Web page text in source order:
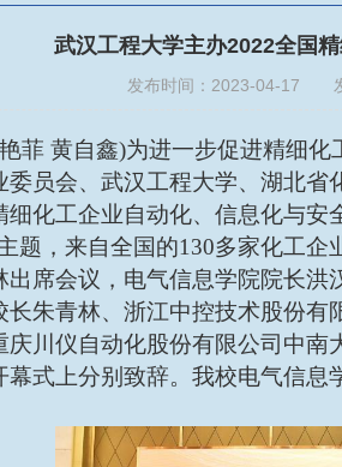
武汉工程大学主办2022全国
发布时间：2023-04-17
菲 黄自鑫)为进一步促进精细
员会、武汉工程大学、湖北
化工企业自动化、信息化与安
题，来自全国的130多家化工企
席会议，电气信息学院院长
长朱青林、浙江中控技术股份
川仪自动化股份有限公司中
幕式上分别致辞。我校电气信